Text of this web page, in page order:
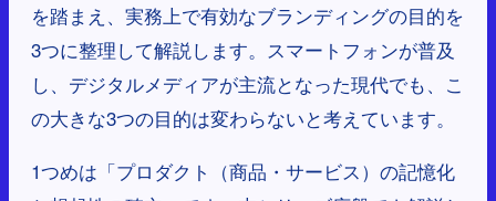
を踏まえ、実務上で有効なブランディングの目的を
3つに整理して解説します。スマートフォンが普及
し、デジタルメディアが主流となった現代でも、こ
の大きな3つの目的は変わらないと考えています。
1つめは「プロダクト（商品・サービス）の記憶化